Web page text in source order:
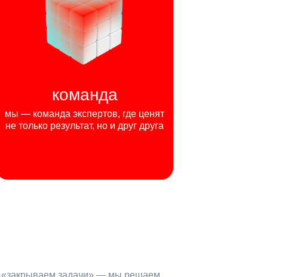
команда
мы — команда экспертов, где ценят
не только результат, но и друг друга
задачи» — мы решаем